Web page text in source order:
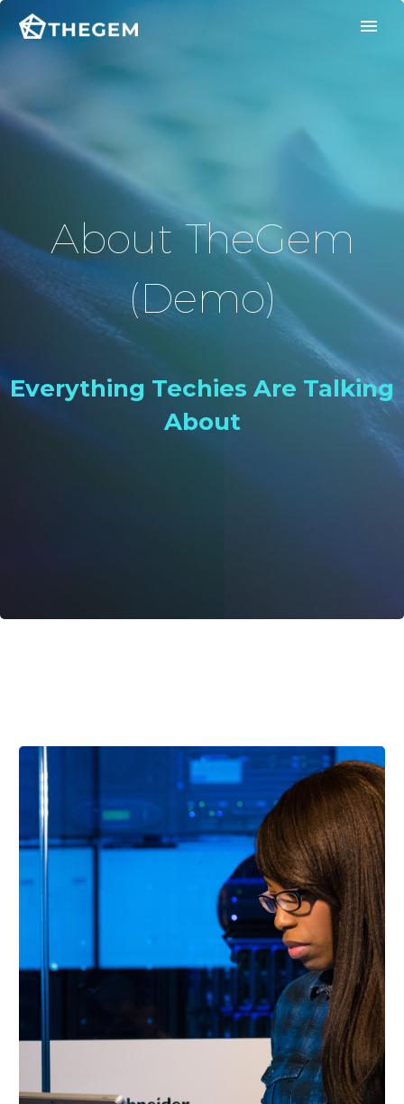
About TheGem
(Demo)
Everything Techies Are Talking
About